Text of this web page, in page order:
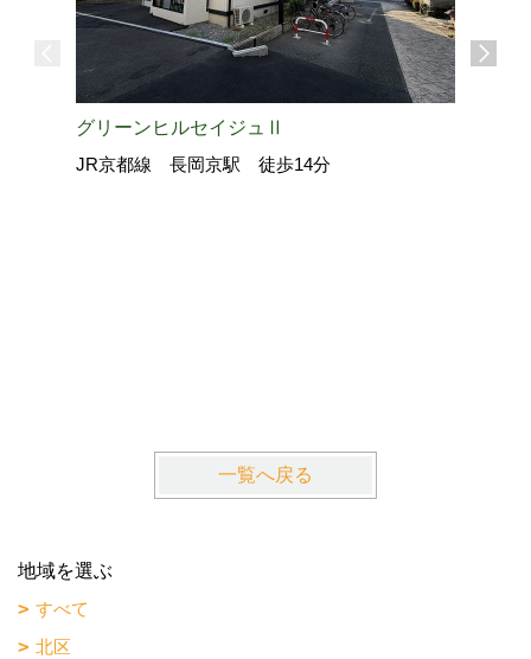
グリーンヒルセイジュⅡ
JR京都線 長岡京駅 徒歩14分
一覧へ戻る
地域を選ぶ
すべて
北区